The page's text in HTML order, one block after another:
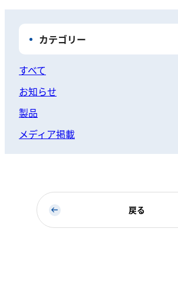
カテゴリー
すべて
お知らせ
製品
メディア掲載
戻る
塩素
亜塩素酸ナトリウム
二酸化塩素
総残留塩素
硫黄
硫酸
窒素